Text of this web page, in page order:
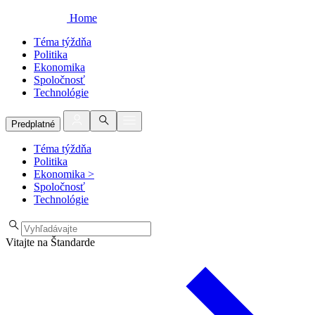
Home
Téma týždňa
Politika
Ekonomika
Spoločnosť
Technológie
Predplatné
Téma týždňa
Politika
Ekonomika >
Spoločnosť
Technológie
Vitajte na Štandarde